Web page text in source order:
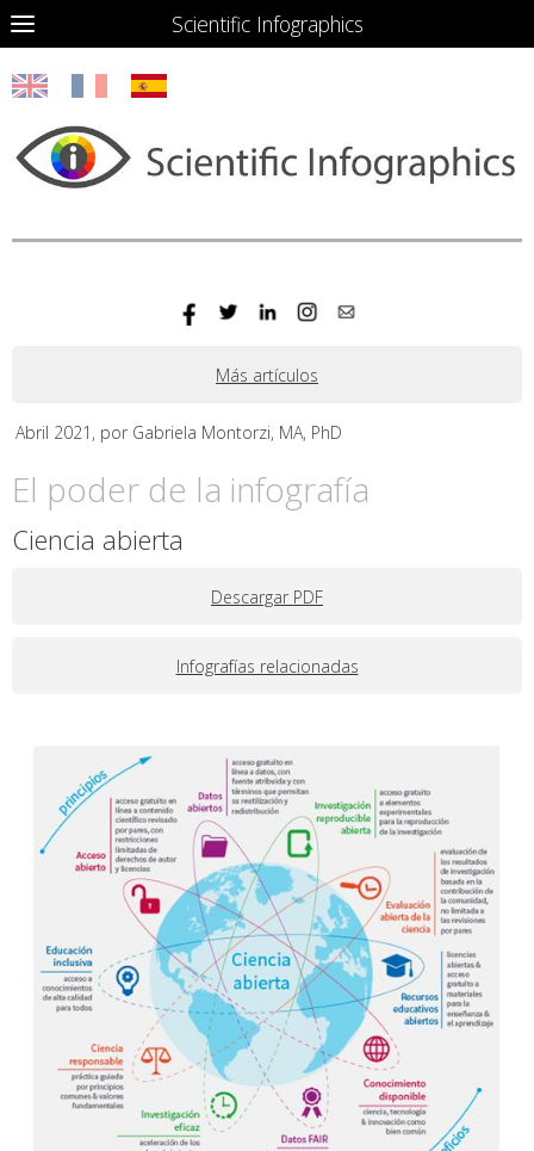
Scientific Infographics
Más artículos
Abril 2021, por Gabriela Montorzi, MA, PhD
El poder de la infografía
Ciencia abierta
Descargar PDF
Infografías relacionadas